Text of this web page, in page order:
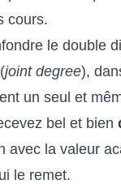
cours.
le double
joint degree),
un seul et
bel et bien
avec la valeur
le remet.